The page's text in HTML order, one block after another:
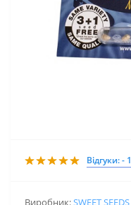
Відгуки: - 1
Виробник:SWEET SEEDS